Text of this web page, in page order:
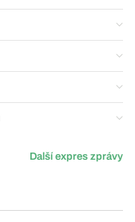
Další expres zprávy